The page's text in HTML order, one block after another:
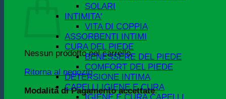
Nessun prodotto nel carrello.
Ritorna al negozio
Modalità di Pagamento accettate:
SOLARI
INTIMITA'
VITA DI COPPIA
ASSORBENTI INTIMI
CURA DEL PIEDE
BENESSERE DEL PIEDE
COMFORT DEL PIEDE
DETERSIONE INTIMA
CAPELLI IGIENE E CURA